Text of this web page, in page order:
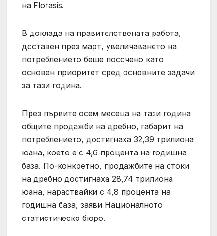
на Florasis.
В доклада на правителствената работа,
доставен през март, увеличаването на
потреблението беше посочено като
основен приоритет сред основните задачи
за тази година.
През първите осем месеца на тази година
общите продажби на дребно, габарит на
потреблението, достигнаха 32,39 трилиона
юана, което е с 4,6 процента на годишна
база. По-конкретно, продажбите на стоки
на дребно достигнаха 28,74 трилиона
юана, нараствайки с 4,8 процента на
годишна база, заяви Националното
статистическо бюро.